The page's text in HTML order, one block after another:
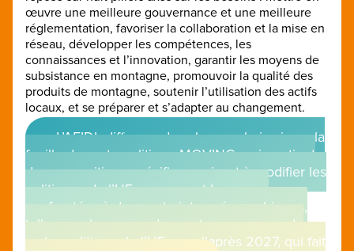
œuvre une meilleure gouvernance et une meilleure
réglementation, favoriser la collaboration et la mise en
réseau, développer les compétences, les
connaissances et l’innovation, garantir les moyens de
subsistance en montagne, promouvoir la qualité des
produits de montagne, soutenir l’utilisation des actifs
locaux, et se préparer et s’adapter au changement.
« L’AEIDL diffusera dans les prochains jours la
feuille de route politique MOVING, qui contient
des propositions spécifiques visant à modifier les
politiques de l’UE concernant les zones
confrontées à des contraintes géographiques,
telles que les zones de montagne, en vue du
cadre politique de l’UE pour l’après 2027, qui fait